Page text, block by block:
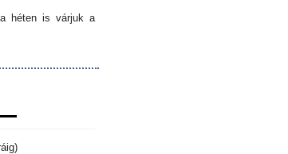
héten is várjuk a